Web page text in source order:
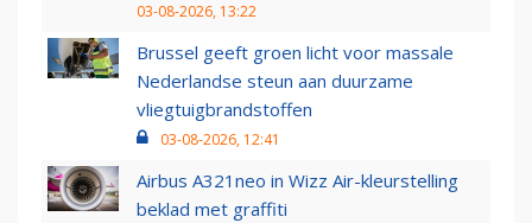
03-08-2026, 13:22
Brussel geeft groen licht voor massale
Nederlandse steun aan duurzame
vliegtuigbrandstoffen
03-08-2026, 12:41
Airbus A321neo in Wizz Air-kleurstelling
beklad met graffiti